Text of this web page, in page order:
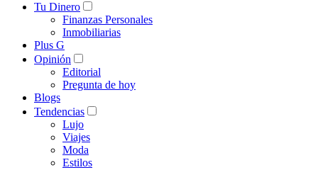
Tu Dinero
Finanzas Personales
Inmobiliarias
Plus G
Opinión
Editorial
Pregunta de hoy
Blogs
Tendencias
Lujo
Viajes
Moda
Estilos